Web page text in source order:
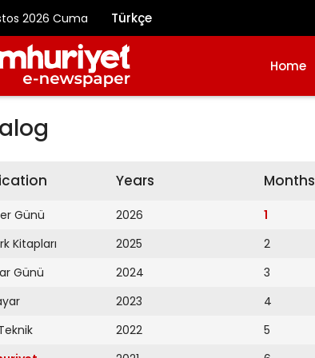
2026 Cuma Türkçe
Home
Günü
Kitapları
Günü
Years
2026
2025
2024
2023
2022
Months
1
2
3
4
5